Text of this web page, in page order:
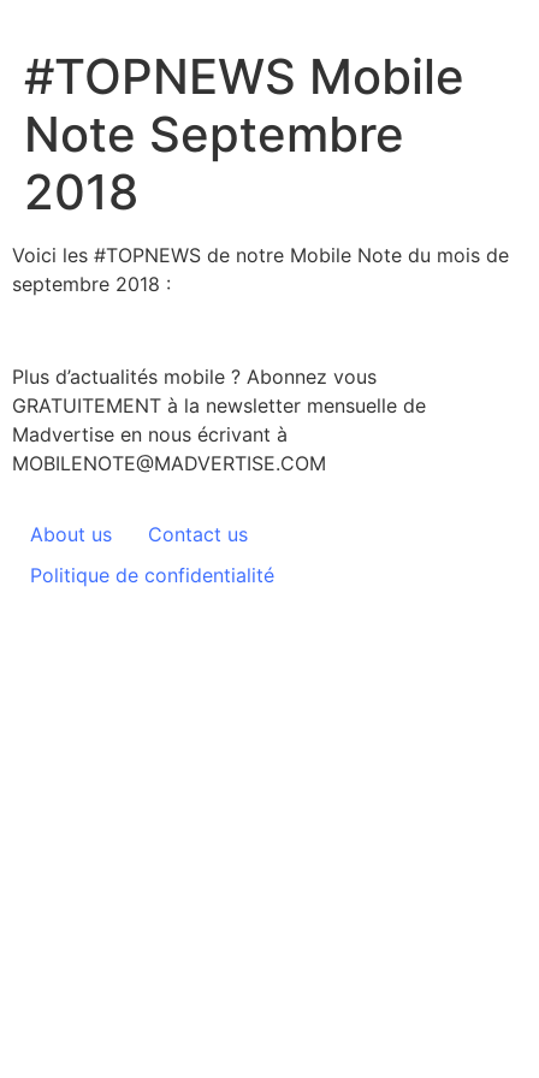
contenu
#TOPNEWS Mobile
Note Septembre
2018
Voici les #TOPNEWS de notre Mobile Note du mois de
septembre 2018 :
Plus d’actualités mobile ? Abonnez vous
GRATUITEMENT à la newsletter mensuelle de
Madvertise en nous écrivant à
MOBILENOTE@MADVERTISE.COM
About us
Contact us
Politique de confidentialité